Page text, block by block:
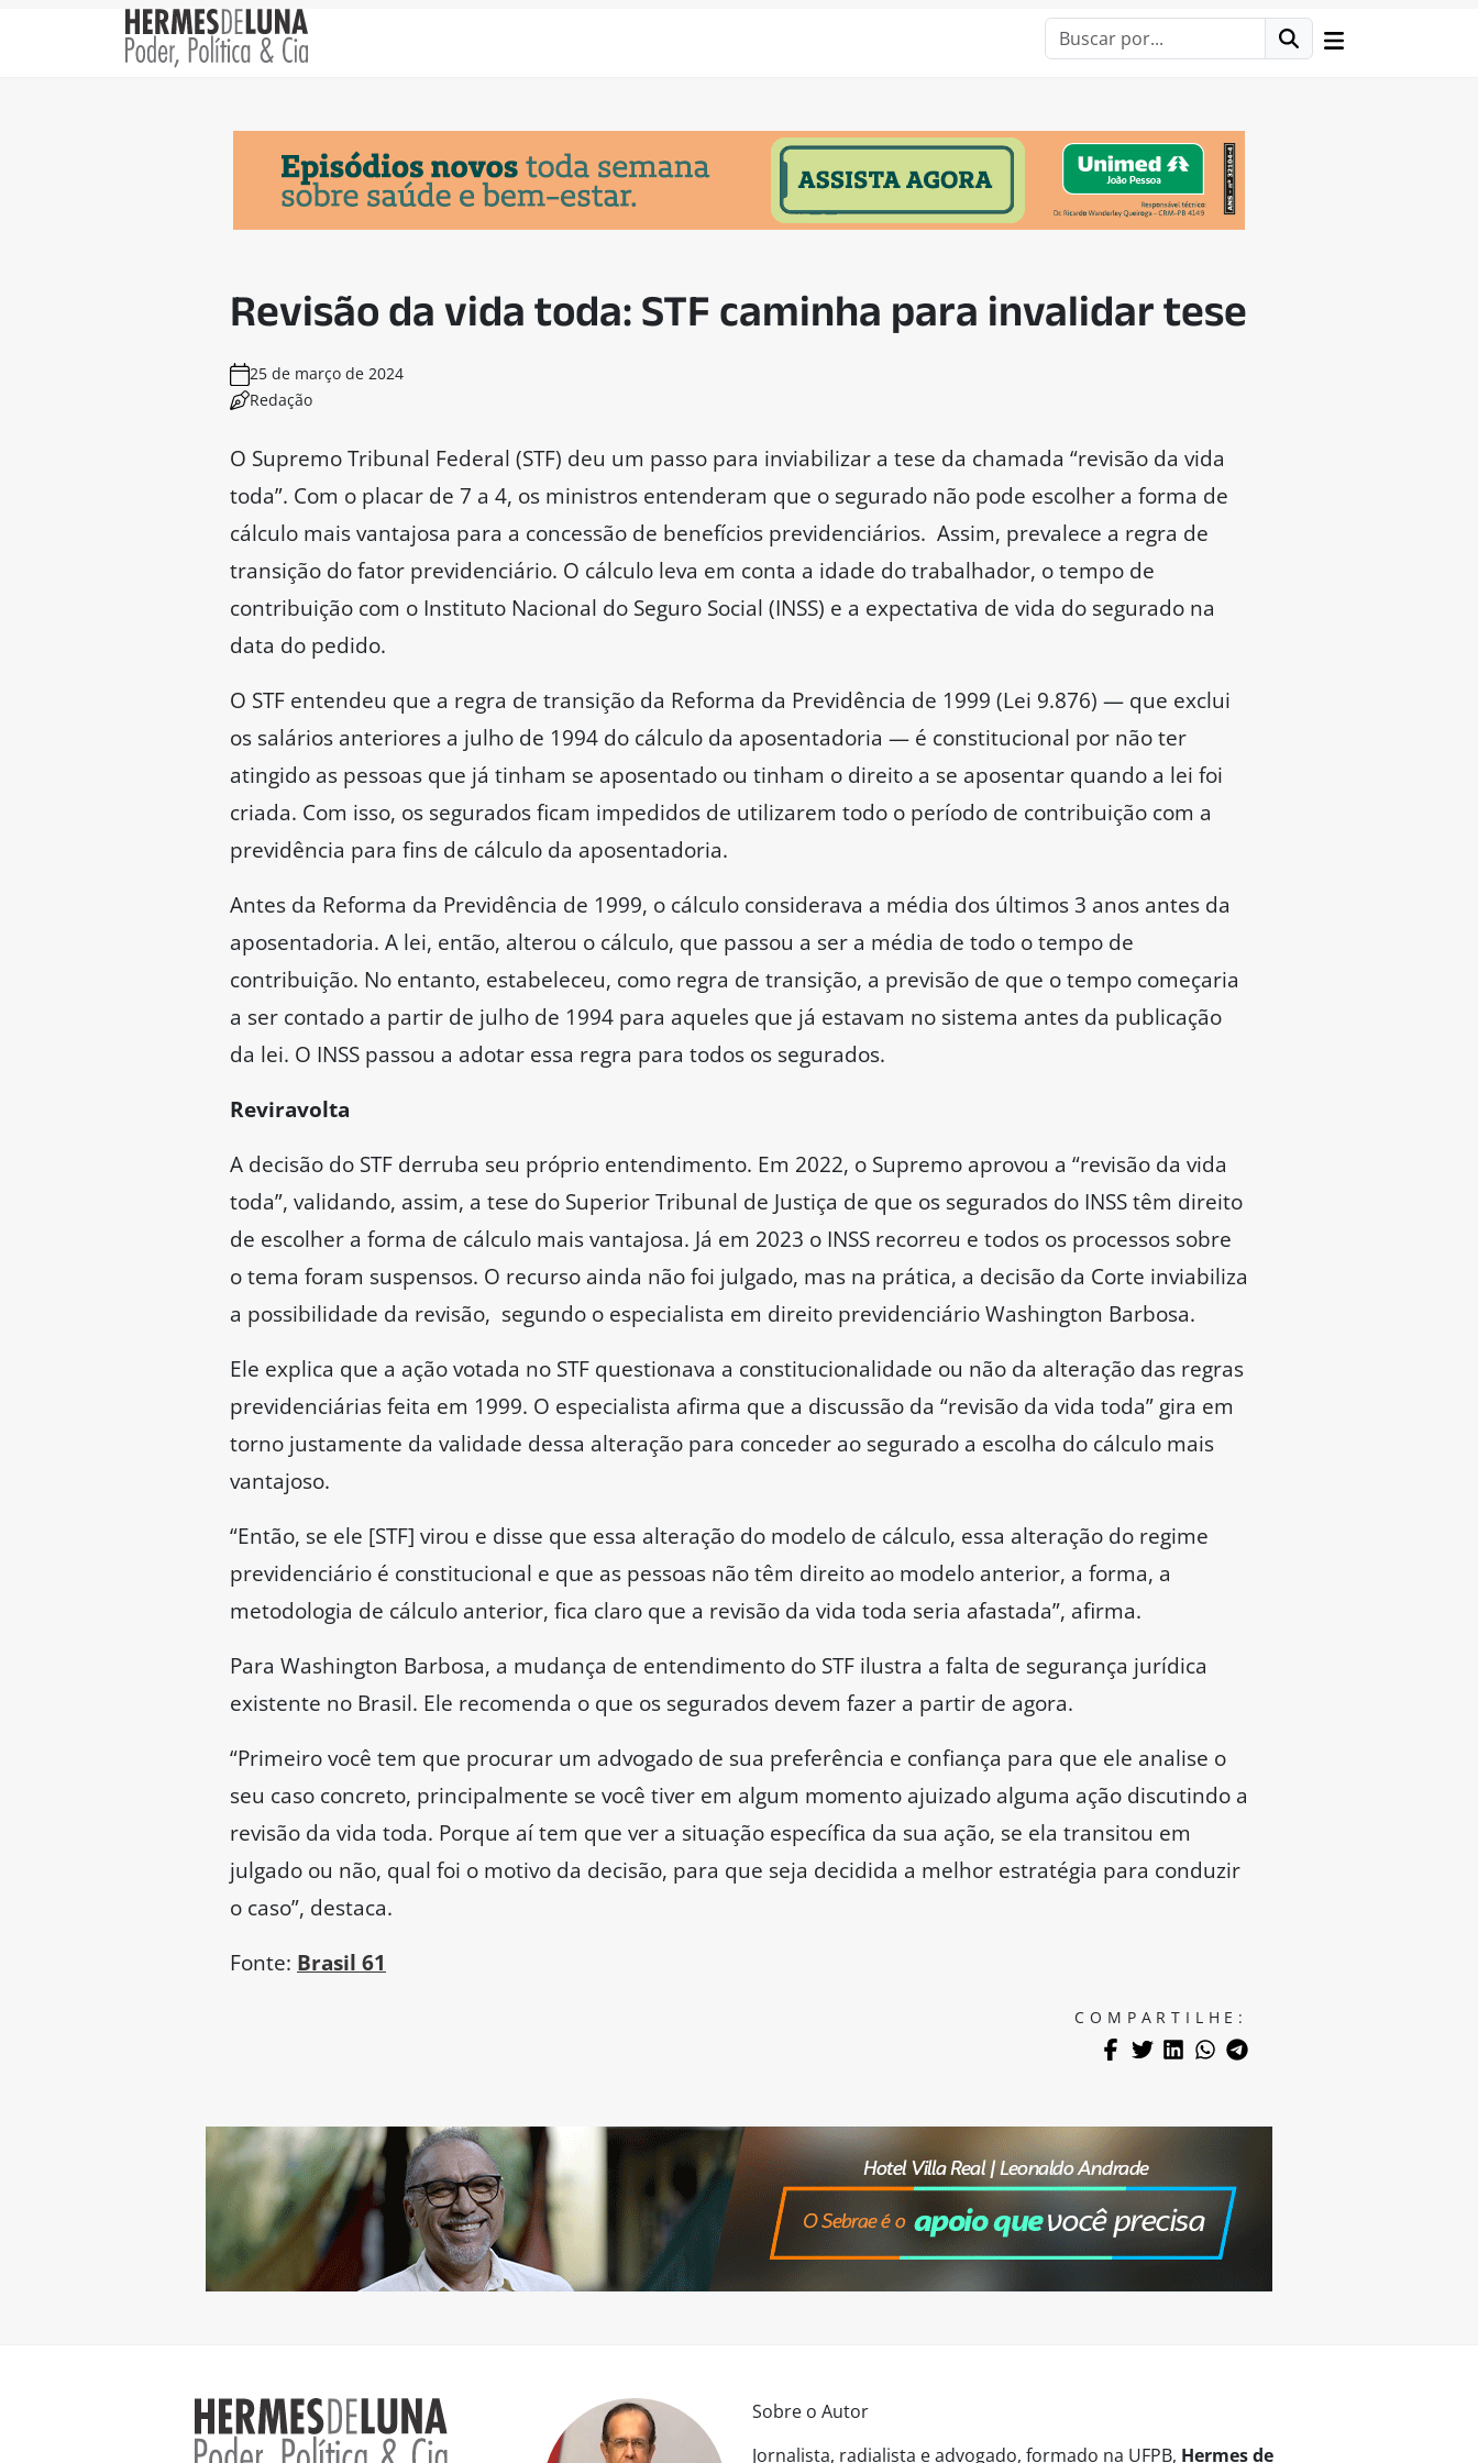
Revisão da vida toda: STF caminha para invalidar tese
25 de março de 2024
Redação
O Supremo Tribunal Federal (STF) deu um passo para inviabilizar a tese da chamada “revisão da vida
toda”. Com o placar de 7 a 4, os ministros entenderam que o segurado não pode escolher a forma de
cálculo mais vantajosa para a concessão de benefícios previdenciários. Assim, prevalece a regra de
transição do fator previdenciário. O cálculo leva em conta a idade do trabalhador, o tempo de
contribuição com o Instituto Nacional do Seguro Social (INSS) e a expectativa de vida do segurado na
data do pedido.
O STF entendeu que a regra de transição da Reforma da Previdência de 1999 (Lei 9.876) — que exclui
os salários anteriores a julho de 1994 do cálculo da aposentadoria — é constitucional por não ter
atingido as pessoas que já tinham se aposentado ou tinham o direito a se aposentar quando a lei foi
criada. Com isso, os segurados ficam impedidos de utilizarem todo o período de contribuição com a
previdência para fins de cálculo da aposentadoria.
Antes da Reforma da Previdência de 1999, o cálculo considerava a média dos últimos 3 anos antes da
aposentadoria. A lei, então, alterou o cálculo, que passou a ser a média de todo o tempo de
contribuição. No entanto, estabeleceu, como regra de transição, a previsão de que o tempo começaria
a ser contado a partir de julho de 1994 para aqueles que já estavam no sistema antes da publicação
da lei. O INSS passou a adotar essa regra para todos os segurados.
Reviravolta
A decisão do STF derruba seu próprio entendimento. Em 2022, o Supremo aprovou a “revisão da vida
toda”, validando, assim, a tese do Superior Tribunal de Justiça de que os segurados do INSS têm direito
de escolher a forma de cálculo mais vantajosa. Já em 2023 o INSS recorreu e todos os processos sobre
o tema foram suspensos. O recurso ainda não foi julgado, mas na prática, a decisão da Corte inviabiliza
a possibilidade da revisão, segundo o especialista em direito previdenciário Washington Barbosa.
Ele explica que a ação votada no STF questionava a constitucionalidade ou não da alteração das regras
previdenciárias feita em 1999. O especialista afirma que a discussão da “revisão da vida toda” gira em
torno justamente da validade dessa alteração para conceder ao segurado a escolha do cálculo mais
vantajoso.
“Então, se ele [STF] virou e disse que essa alteração do modelo de cálculo, essa alteração do regime
previdenciário é constitucional e que as pessoas não têm direito ao modelo anterior, a forma, a
metodologia de cálculo anterior, fica claro que a revisão da vida toda seria afastada”, afirma.
Para Washington Barbosa, a mudança de entendimento do STF ilustra a falta de segurança jurídica
existente no Brasil. Ele recomenda o que os segurados devem fazer a partir de agora.
“Primeiro você tem que procurar um advogado de sua preferência e confiança para que ele analise o
seu caso concreto, principalmente se você tiver em algum momento ajuizado alguma ação discutindo a
revisão da vida toda. Porque aí tem que ver a situação específica da sua ação, se ela transitou em
julgado ou não, qual foi o motivo da decisão, para que seja decidida a melhor estratégia para conduzir
o caso”, destaca.
Fonte: Brasil 61
COMPARTILHE:
Sobre o Autor
Jornalista, radialista e advogado, formado na UFPB, Hermes de